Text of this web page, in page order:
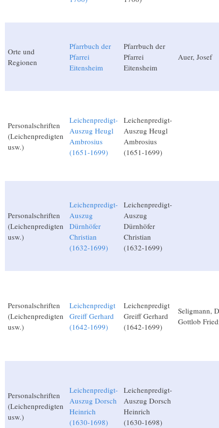
Orte und
Regionen
Pfarrbuch der
Pfarrei
Eitensheim
Pfarrbuch der
Pfarrei
Eitensheim
Auer, Josef
Personalschriften
(Leichenpredigten
usw.)
Leichenpredigt-
Auszug Heugl
Ambrosius
(1651-1699)
Leichenpredigt-
Auszug Heugl
Ambrosius
(1651-1699)
Personalschriften
(Leichenpredigten
usw.)
Leichenpredigt-
Auszug
Dürnhöfer
Christian
(1632-1699)
Leichenpredigt-
Auszug
Dürnhöfer
Christian
(1632-1699)
Personalschriften
(Leichenpredigten
usw.)
Leichenpredigt
Greiff Gerhard
(1642-1699)
Leichenpredigt
Greiff Gerhard
(1642-1699)
Seligmann,
Gottlob
Personalschriften
(Leichenpredigten
usw.)
Leichenpredigt-
Auszug Dorsch
Heinrich
(1630-1698)
Leichenpredigt-
Auszug Dorsch
Heinrich
(1630-1698)